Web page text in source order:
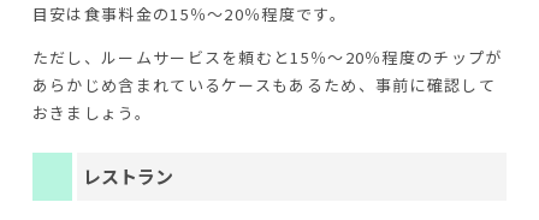
目安は食事料金の15％～20％程度です。
ただし、ルームサービスを頼むと15％～20％程度のチップが
あらかじめ含まれているケースもあるため、事前に確認して
おきましょう。
レストラン